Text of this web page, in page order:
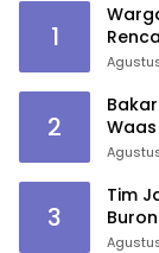
1
2
Masa
3
Tim